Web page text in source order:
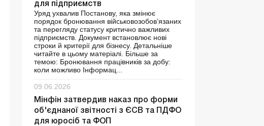
для підприємств
Уряд ухвалив Постанову, яка змінює
порядок бронювання військовозобов’язаних
та перегляду статусу критично важливих
підприємств. Документ встановлює нові
строки й критерії для бізнесу. Детальніше
читайте в цьому матеріалі. Більше за
темою: Бронювання працівників за добу:
коли можливо Інформац...
09.06.2026
Мінфін затвердив наказ про форми
об'єднаної звітності з ЄСВ та ПДФО
для юросіб та ФОП